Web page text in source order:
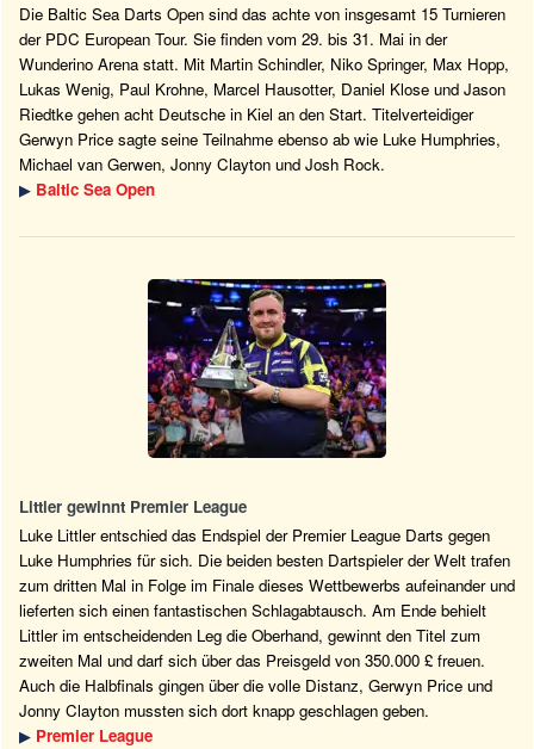
Die Baltic Sea Darts Open sind das achte von insgesamt 15 Turnieren
der PDC European Tour. Sie finden vom 29. bis 31. Mai in der
Wunderino Arena statt. Mit Martin Schindler, Niko Springer, Max Hopp,
Lukas Wenig, Paul Krohne, Marcel Hausotter, Daniel Klose und Jason
Riedtke gehen acht Deutsche in Kiel an den Start. Titelverteidiger
Gerwyn Price sagte seine Teilnahme ebenso ab wie Luke Humphries,
Michael van Gerwen, Jonny Clayton und Josh Rock.
▶ Baltic Sea Open
Littler gewinnt Premier League
Luke Littler entschied das Endspiel der Premier League Darts gegen
Luke Humphries für sich. Die beiden besten Dartspieler der Welt trafen
zum dritten Mal in Folge im Finale dieses Wettbewerbs aufeinander und
lieferten sich einen fantastischen Schlagabtausch. Am Ende behielt
Littler im entscheidenden Leg die Oberhand, gewinnt den Titel zum
zweiten Mal und darf sich über das Preisgeld von 350.000 £ freuen.
Auch die Halbfinals gingen über die volle Distanz, Gerwyn Price und
Jonny Clayton mussten sich dort knapp geschlagen geben.
▶ Premier League